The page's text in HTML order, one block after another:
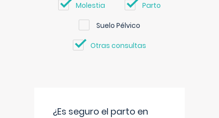
Molestia Parto
Suelo Pélvico
Otras consultas
¿Es seguro el parto en